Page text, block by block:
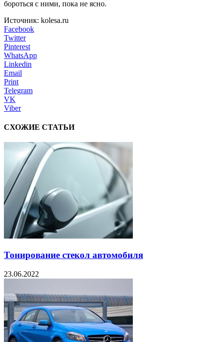
бороться с ними, пока не ясно.
Источник: kolesa.ru
Facebook
Twitter
Pinterest
WhatsApp
Linkedin
Email
Print
Telegram
VK
Viber
СХОЖИЕ СТАТЬИ
Тонирование стекол автомобиля
23.06.2022